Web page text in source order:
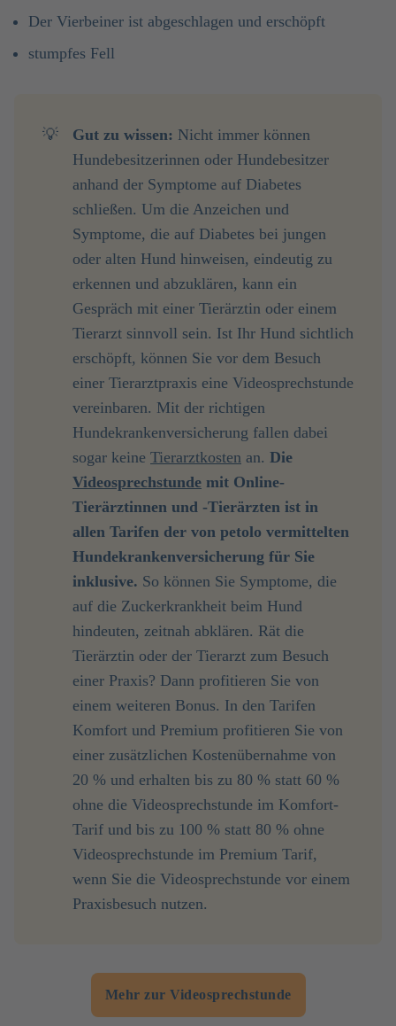
Der Vierbeiner ist abgeschlagen und erschöpft
stumpfes Fell
💡 Gut zu wissen: Nicht immer können
Hundebesitzerinnen oder Hundebesitzer
anhand der Symptome auf Diabetes
schließen. Um die Anzeichen und
Symptome, die auf Diabetes bei jungen
oder alten Hund hinweisen, eindeutig zu
erkennen und abzuklären, kann ein
Gespräch mit einer Tierärztin oder einem
Tierarzt sinnvoll sein. Ist Ihr Hund sichtlich
erschöpft, können Sie vor dem Besuch
einer Tierarztpraxis eine Videosprechstunde
vereinbaren. Mit der richtigen
Hundekrankenversicherung fallen dabei
sogar keine Tierarztkosten an.
Videosprechstunde mit Online-
Tierärztinnen und -Tierärzten ist in
allen Tarifen der von petolo vermittelten
Hundekrankenversicherung für Sie
inklusive. So können Sie Symptome, die
auf die Zuckerkrankheit beim Hund
hindeuten, zeitnah abklären. Rät die
Tierärztin oder der Tierarzt zum Besuch
einer Praxis? Dann profitieren Sie von
einem weiteren Bonus. In den Tarifen
Komfort und Premium profitieren Sie von
einer zusätzlichen Kostenübernahme von
20 % und erhalten bis zu 80 % statt 60 %
ohne die Videosprechstunde im Komfort-
Tarif und bis zu 100 % statt 80 % ohne
Videosprechstunde im Premium Tarif,
wenn Sie die Videosprechstunde vor einem
Praxisbesuch nutzen.
Mehr zur Videosprechstunde